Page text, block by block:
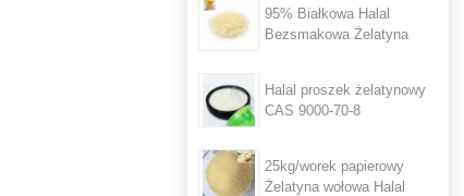
95% Białkowa Halal
Bezsmakowa Żelatyna
Halal proszek żelatynowy
CAS 9000-70-8
25kg/worek papierowy
Żelatyna wołowa Halal